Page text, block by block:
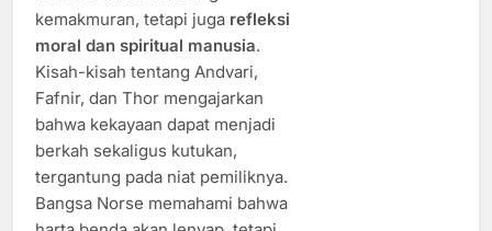
kemakmuran, tetapi juga refleksi
moral dan spiritual manusia.
Kisah-kisah tentang Andvari,
Fafnir, dan Thor mengajarkan
bahwa kekayaan dapat menjadi
berkah sekaligus kutukan,
tergantung pada niat pemiliknya.
Bangsa Norse memahami bahwa